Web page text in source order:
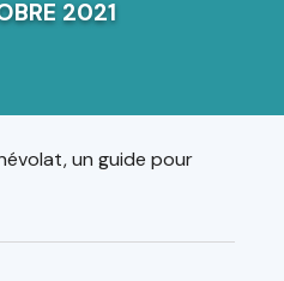
2021
un guide pour